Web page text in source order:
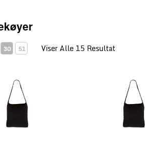
30 51 Viser Alle 15 Resultat
SUPER MARKET BAG 40LTTTM ECO